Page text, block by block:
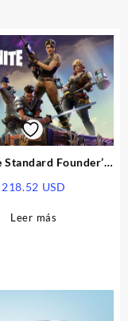
Founder’s
218.52 USD
Leer más